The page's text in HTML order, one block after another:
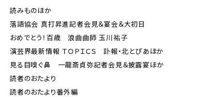
読みものほか
落語協会 真打昇進記者会見＆宴会＆大初日
おめでとう！百歳 浪曲曲師 玉川祐子
演芸界最新情報 ＴＯＰＩＣＳ 訃報・北とぴあほか
見る目嗅ぐ鼻 一龍斎貞弥記者会見＆披露宴ほか
読者のおたより
読者のおたより番外編